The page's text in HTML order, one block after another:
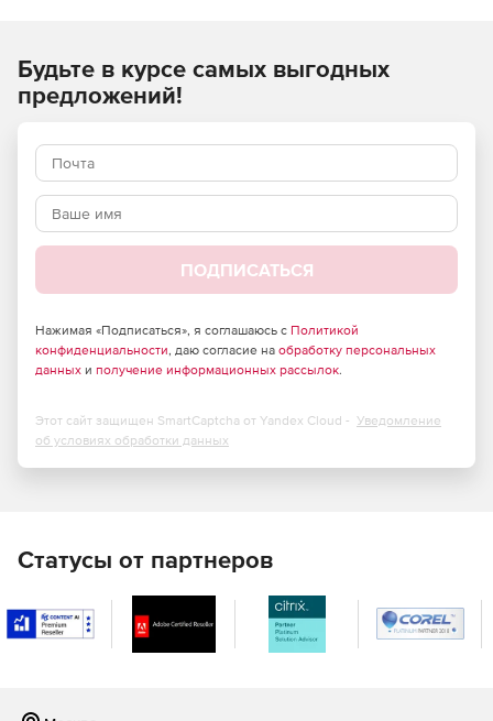
MindLink Desktop
– web-приложение для работы на
настольных системах Windows, Mac и Linux.
Будьте в курсе самых выгодных
предложений!
ПОДПИСАТЬСЯ
Нажимая «Подписаться», я соглашаюсь с Политикой
конфиденциальности, даю согласие на обработку персональных
данных и получение информационных рассылок.
Этот сайт защищен SmartCaptcha от Yandex Cloud - Уведомление
об условиях обработки данных
Статусы от партнеров